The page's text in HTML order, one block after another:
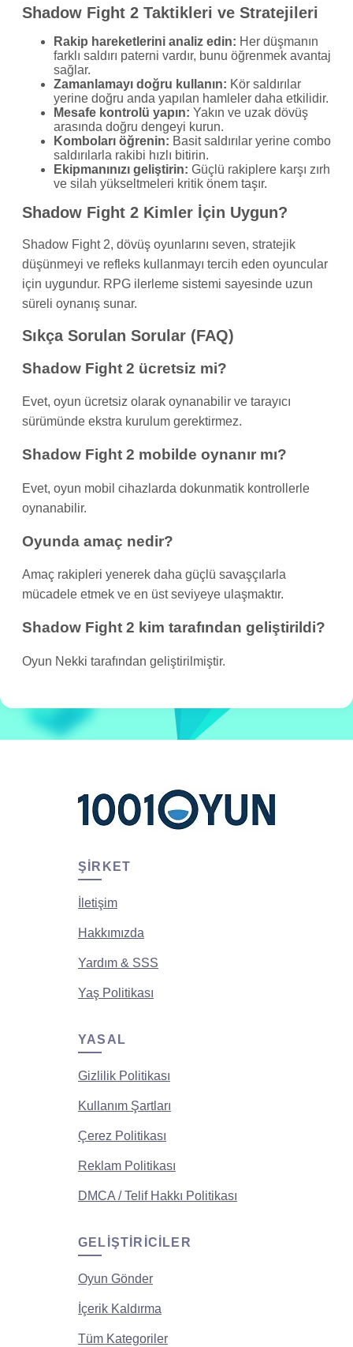
Shadow Fight 2 Taktikleri ve Stratejileri
Rakip hareketlerini analiz edin: Her düşmanın
farklı saldırı paterni vardır, bunu öğrenmek avantaj
sağlar.
Zamanlamayı doğru kullanın: Kör saldırılar
yerine doğru anda yapılan hamleler daha etkilidir.
Mesafe kontrolü yapın: Yakın ve uzak dövüş
arasında doğru dengeyi kurun.
Komboları öğrenin: Basit saldırılar yerine combo
saldırılarla rakibi hızlı bitirin.
Ekipmanınızı geliştirin: Güçlü rakiplere karşı zırh
ve silah yükseltmeleri kritik önem taşır.
Shadow Fight 2 Kimler İçin Uygun?
Shadow Fight 2, dövüş oyunlarını seven, stratejik
düşünmeyi ve refleks kullanmayı tercih eden oyuncular
için uygundur. RPG ilerleme sistemi sayesinde uzun
süreli oynanış sunar.
Sıkça Sorulan Sorular (FAQ)
Shadow Fight 2 ücretsiz mi?
Evet, oyun ücretsiz olarak oynanabilir ve tarayıcı
sürümünde ekstra kurulum gerektirmez.
Shadow Fight 2 mobilde oynanır mı?
Evet, oyun mobil cihazlarda dokunmatik kontrollerle
oynanabilir.
Oyunda amaç nedir?
Amaç rakipleri yenerek daha güçlü savaşçılarla
mücadele etmek ve en üst seviyeye ulaşmaktır.
Shadow Fight 2 kim tarafından geliştirildi?
Oyun Nekki tarafından geliştirilmiştir.
ŞIRKET
İletişim
Hakkımızda
Yardım & SSS
Yaş Politikası
YASAL
Gizlilik Politikası
Kullanım Şartları
Çerez Politikası
Reklam Politikası
DMCA / Telif Hakkı Politikası
GELIŞTIRICILER
Oyun Gönder
İçerik Kaldırma
Tüm Kategoriler